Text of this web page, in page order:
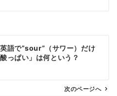
英語で”sour”（サワー）だけ
っぱい」は何という？
次のページへ